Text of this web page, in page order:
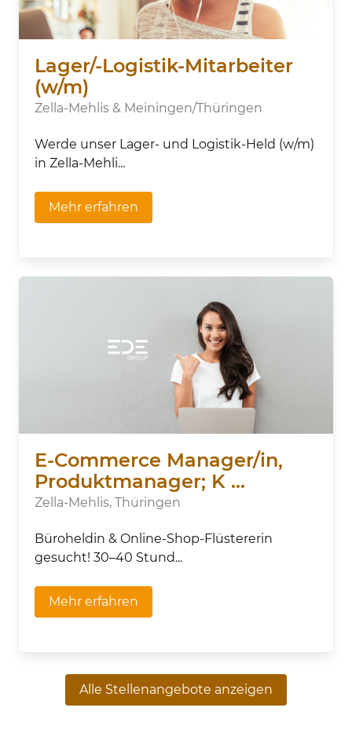
Lager/-Logistik-Mitarbeiter
(w/m)
Zella-Mehlis & Meiningen/Thüringen
Werde unser Lager- und Logistik-Held (w/m)
in Zella-Mehli...
Mehr erfahren
E-Commerce Manager/in,
Produktmanager; K ...
Zella-Mehlis, Thüringen
Büroheldin & Online-Shop-Flüstererin
gesucht! 30–40 Stund...
Mehr erfahren
Alle Stellenangebote anzeigen